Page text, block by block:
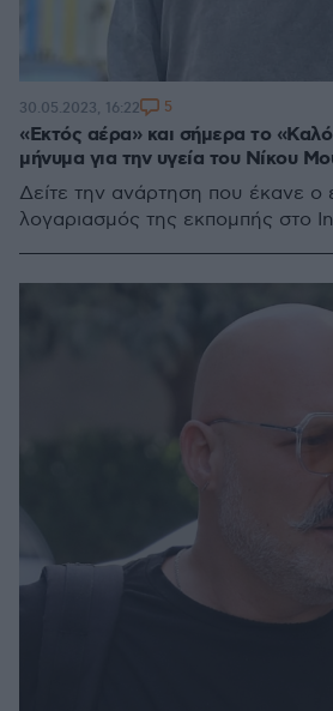
«Εκτός αέρα» και σήμερα το
μήνυμα για την υγεία του Νίκου
Δείτε την ανάρτηση που έκανε ο
λογαριασμός της εκπομπής στο
30.05.2023, 16:22 5